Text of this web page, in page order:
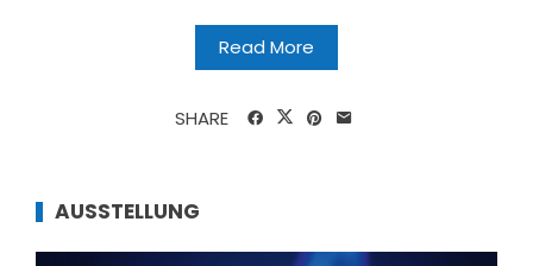
Read More
SHARE
AUSSTELLUNG